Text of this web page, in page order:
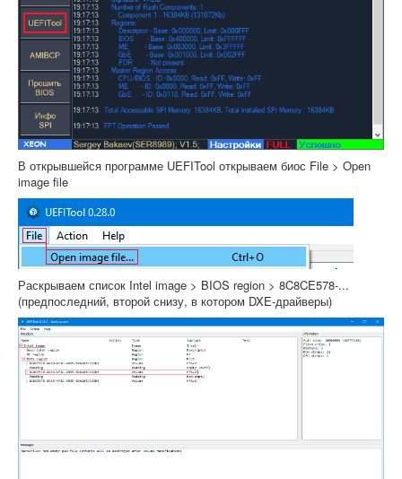
В открывшейся программе UEFITool открываем биос File > Open
image file
Раскрываем список Intel image > BIOS region > 8C8CE578-...
(предпоследний, второй снизу, в котором DXE-драйверы)